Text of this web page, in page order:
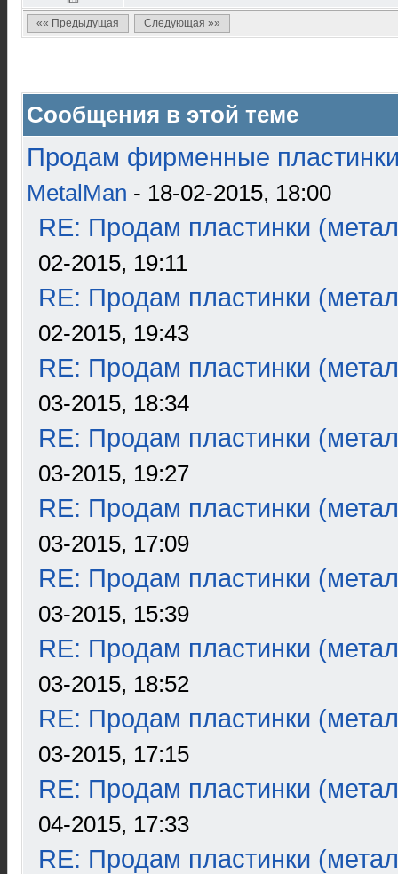
«« Предыдущая Следующая »»
Сообщения в этой теме
Продам фирменные
MetalMan - 18-02-2015, 18:00
RE: Продам пластинки
02-2015, 19:11
RE: Продам пластинки
02-2015, 19:43
RE: Продам пластинки
03-2015, 18:34
RE: Продам пластинки
03-2015, 19:27
RE: Продам пластинки
03-2015, 17:09
RE: Продам пластинки
03-2015, 15:39
RE: Продам пластинки
03-2015, 18:52
RE: Продам пластинки
03-2015, 17:15
RE: Продам пластинки
04-2015, 17:33
RE: Продам пластинки